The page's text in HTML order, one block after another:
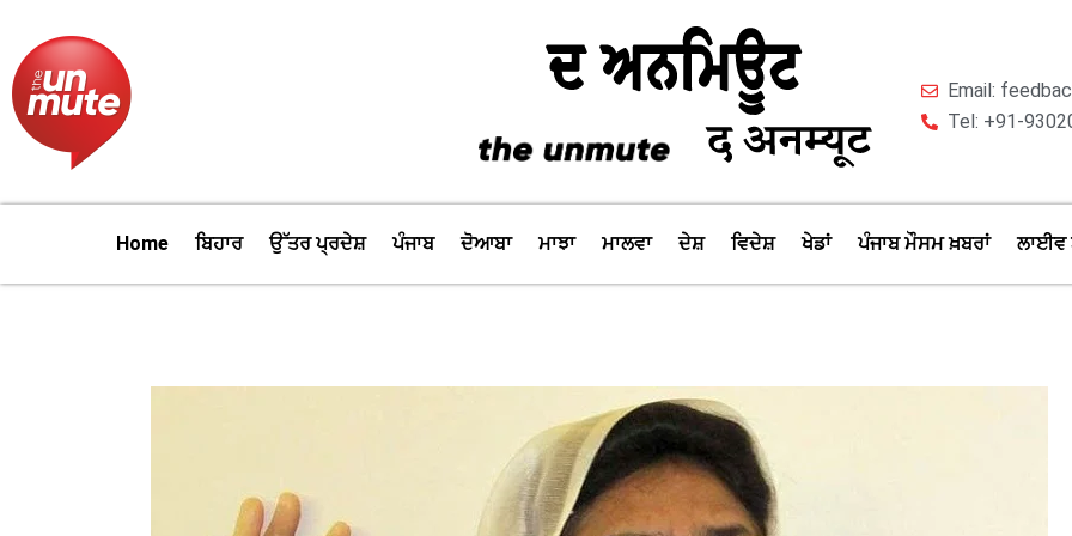
content
Email:
Tel: +91-
Home ਬਿਹਾਰ ਉੱਤਰ ਪ੍ਰਦੇਸ਼ ਪੰਜਾਬ ਦੋਆਬਾ ਮਾਝਾ ਮਾਲਵਾ ਦੇਸ਼ ਵਿਦੇਸ਼ ਖੇਡਾਂ ਪੰਜਾਬ ਮੌਸਮ ਖ਼ਬਰਾਂ ਲਾਈਵ